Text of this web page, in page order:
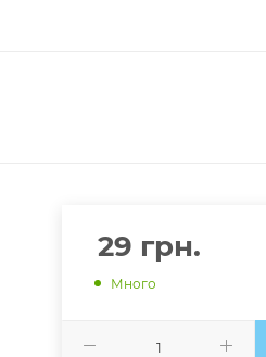
29 грн.
Много